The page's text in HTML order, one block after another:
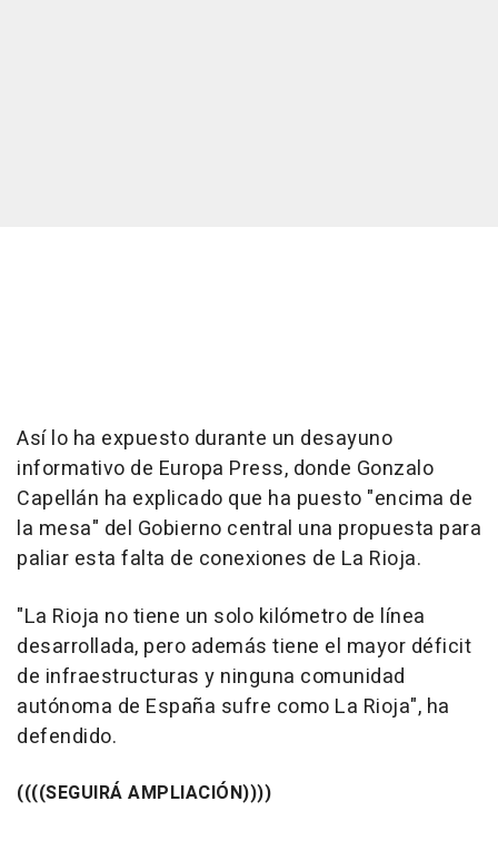
Así lo ha expuesto durante un desayuno
informativo de Europa Press, donde Gonzalo
Capellán ha explicado que ha puesto "encima de
la mesa" del Gobierno central una propuesta para
paliar esta falta de conexiones de La Rioja.
"La Rioja no tiene un solo kilómetro de línea
desarrollada, pero además tiene el mayor déficit
de infraestructuras y ninguna comunidad
autónoma de España sufre como La Rioja", ha
defendido.
((((SEGUIRÁ AMPLIACIÓN))))